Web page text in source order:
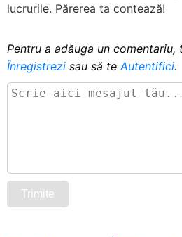
lucrurile. Părerea ta contează!
Pentru a adăuga un comentariu,
Înregistrezi sau să te Autentifici.
Trimite